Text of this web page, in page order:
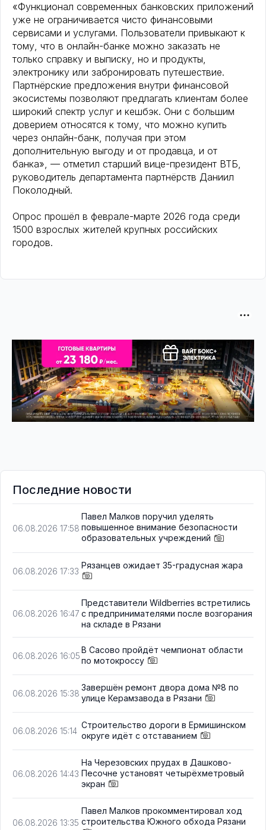
«Функционал современных банковских приложений
уже не ограничивается чисто финансовыми
сервисами и услугами. Пользователи привыкают к
тому, что в онлайн-банке можно заказать не
только справку и выписку, но и продукты,
электронику или забронировать путешествие.
Партнёрские предложения внутри финансовой
экосистемы позволяют предлагать клиентам более
широкий спектр услуг и кешбэк. Они с большим
доверием относятся к тому, что можно купить
через онлайн-банк, получая при этом
дополнительную выгоду и от продавца, и от
банка», — отметил старший вице-президент ВТБ,
руководитель департамента партнёрств Даниил
Поколодный.
Опрос прошёл в феврале-марте 2026 года среди
1500 взрослых жителей крупных российских
городов.
Последние новости
06.08.2026 17:58
Павел Малков поручил уделять
повышенное внимание безопасности
образовательных учреждений
06.08.2026 17:33
Рязанцев ожидает 35-градусная жара
06.08.2026 16:47
Представители Wildberries встретились
с предпринимателями после возгорания
на складе в Рязани
06.08.2026 16:05
В Сасово пройдёт чемпионат области
по мотокроссу
06.08.2026 15:38
Завершён ремонт двора дома №8 по
улице Керамзавода в Рязани
06.08.2026 15:14
Строительство дороги в Ермишинском
округе идёт с отставанием
06.08.2026 14:43
На Черезовских прудах в Дашково-
Песочне установят четырёхметровый
экран
06.08.2026 13:35
Павел Малков прокомментировал ход
строительства Южного обхода Рязани